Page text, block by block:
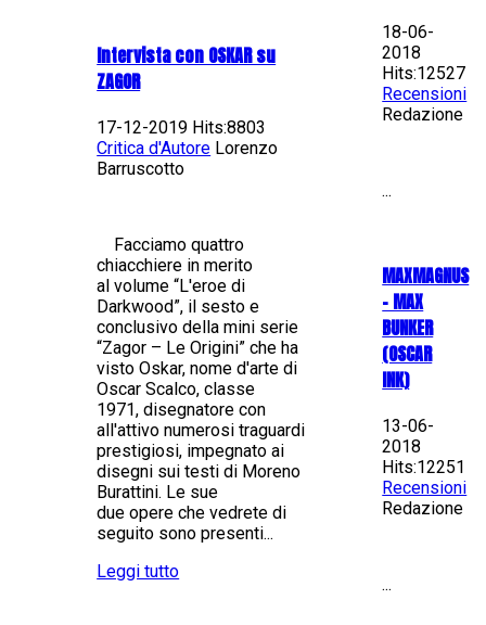
Intervista con OSKAR su
ZAGOR
17-12-2019 Hits:8803
Critica d'Autore Lorenzo
Barruscotto
Facciamo quattro
chiacchiere in merito
al volume “L'eroe di
Darkwood”, il sesto e
conclusivo della mini serie
“Zagor – Le Origini” che ha
visto Oskar, nome d'arte di
Oscar Scalco, classe
1971, disegnatore con
all'attivo numerosi traguardi
prestigiosi, impegnato ai
disegni sui testi di Moreno
Burattini. Le sue
due opere che vedrete di
seguito sono presenti...
Leggi tutto
18-06-
2018
Hits:12527
Recensioni
Redazione
...
MAXMAGNUS
– MAX
BUNKER
(OSCAR
INK)
13-06-
2018
Hits:12251
Recensioni
Redazione
...